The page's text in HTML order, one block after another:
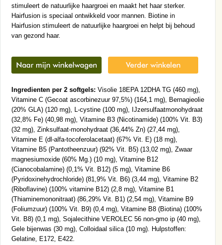
stimuleert de natuurlijke haargroei en maakt het haar sterker.
Hairfusion is speciaal ontwikkeld voor mannen. Biotine in
Hairfusion stimuleert de natuurlijke haargroei en helpt bij behoud
van gezond haar.
Ingredienten per 2 softgels: Visolie 18EPA 12DHA TG (460 mg),
Vitamine C (Gecoat ascorbinezuur 97,5%) (164,1 mg), Bernagieolie
(20% GLA) (120 mg), L-cystine (100 mg), IJzersulfaatmonohydraat
(32,8% Fe) (40,98 mg), Vitamine B3 (Nicotinamide) (100% Vit. B3)
(32 mg), Zinksulfaat-monohydraat (36,44% Zn) (27,44 mg),
Vitamine E (dl-alfa-tocoferolacetaat) (67% Vit. E) (18 mg),
Vitamine B5 (Pantotheenzuur) (92% Vit. B5) (13,02 mg), Zwaar
magnesiumoxide (60% Mg.) (10 mg), Vitamine B12
(Cianocobalamine) (0,1% Vit. B12) (5 mg), Vitamine B6
(Pyridoxinehydrochloride) (81,9% Vit. B6) (3,44 mg), Vitamine B2
(Riboflavine) (100% vitamine B12) (2,8 mg), Vitamine B1
(Thiaminemononitraat) (86,29% Vit. B1) (2,54 mg), Vitamine B9
(Foliumzuur) (100% Vit. B9) (0,4 mg), Vitamine B8 (Biotina) (100%
Vit. B8) (0,1 mg), Sojalecithine VEROLEC 56 non-gmo ip (40 mg),
Gele bijenwas (30 mg), Colloidaal silica (10 mg). Hulpstoffen:
Gelatine, E172, E422.